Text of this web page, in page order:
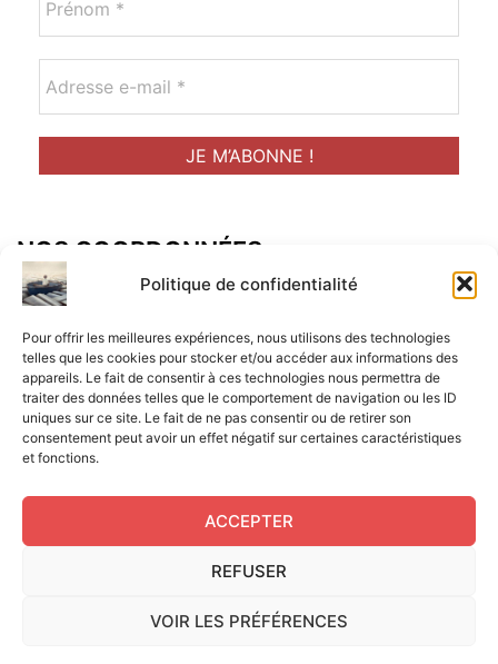
Politique de confidentialité
Pour offrir les meilleures expériences, nous utilisons des technologies
telles que les cookies pour stocker et/ou accéder aux informations des
appareils. Le fait de consentir à ces technologies nous permettra de
traiter des données telles que le comportement de navigation ou les ID
uniques sur ce site. Le fait de ne pas consentir ou de retirer son
consentement peut avoir un effet négatif sur certaines caractéristiques
et fonctions.
ACCEPTER
REFUSER
VOIR LES PRÉFÉRENCES
NOS COORDONNÉES
Adresse postal :
ALCF
34 Rue René Brunen
33950 LEGE CAP-FERRET
Mail :
contact@aperitif-litteraire-cap-ferret.fr
Edité par L'Apéritif Littéraire du Cap-Ferret © 2024